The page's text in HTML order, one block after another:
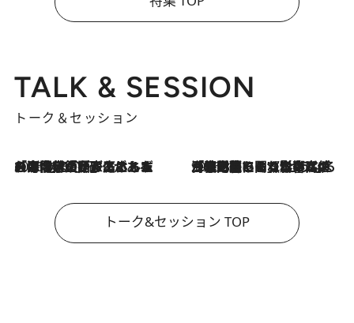
TALK & SESSION
トーク＆セッション
2026.8.3
「今後値上げがあるとすれば…」「リスクがあるのは今年の冬」エネルギー専門家が語る、ホルムズ海峡封鎖が家庭にもたらす“ある心配” 2026.8.3
「住宅建てられない…」「サーチャージ料の高値が続いている」ホルムズ海峡封鎖による影響はいつまで続く？《エネルギー専門家に聞く“どうなる日本の暮らし”》
トーク&セッション TOP